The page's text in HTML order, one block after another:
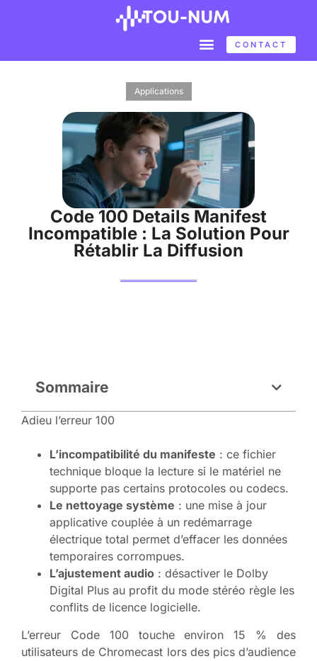
CONTACT
Applications
Code 100 Details Manifest
Incompatible : La Solution Pour
Rétablir La Diffusion
Sommaire
Adieu l’erreur 100
L’incompatibilité du manifeste : ce fichier
technique bloque la lecture si le matériel ne
supporte pas certains protocoles ou codecs.
Le nettoyage système : une mise à jour
applicative couplée à un redémarrage
électrique total permet d’effacer les données
temporaires corrompues.
L’ajustement audio : désactiver le Dolby
Digital Plus au profit du mode stéréo règle les
conflits de licence logicielle.
L’erreur Code 100 touche environ 15 % des
utilisateurs de Chromecast lors des pics d’audience